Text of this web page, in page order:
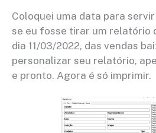
Coloquei uma data para
se eu fosse tirar um relatório
dia 11/03/2022, das vendas
personalizar seu relatório,
e pronto. Agora é só imprimir.